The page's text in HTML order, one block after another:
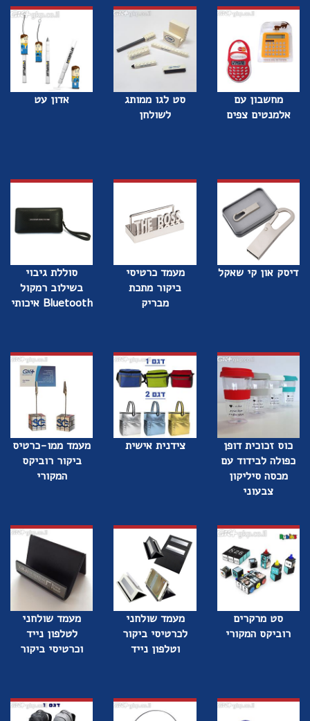
מחשבון עם
אלמנטים צפים
סט לגו ממותג
לשולחן
אדון עט
דיסק און קי שאקל
מעמד כרטיסי
ביקור מתכת
מבריק
סוללת גיבוי
בשילוב רמקול
Bluetooth איכותי
כוס זכוכית דופן
כפולה לבידוד עם
מכסה סיליקון
צבעוני
צידנית אישית
מעמד ממו-כרטיס
ביקור רוביקס
המקורי
סט מרקרים
רוביקס המקורי
מעמד שולחני
לכרטיסי ביקור
וטלפון נייד
מעמד שולחני
לטלפון נייד
וכרטיסי ביקור